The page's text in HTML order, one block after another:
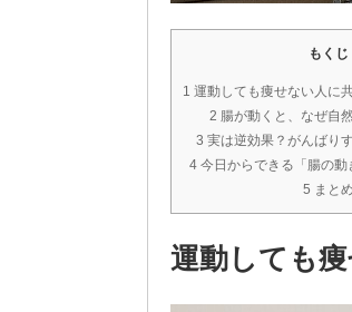
もくじ
1 運動しても痩せない人に
2 腸が動くと、なぜ自
3 実は逆効果？がんばり
4 今日からできる「腸の
5 まとめ
運動しても